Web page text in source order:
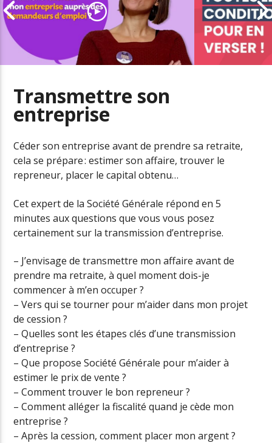
Comment valoriser mon
entreprise auprès des
Transmettre son
entreprise
Céder son entreprise avant de prendre sa retraite,
cela se prépare : estimer son affaire, trouver le
repreneur, placer le capital obtenu…
Cet expert de la Société Générale répond en 5
minutes aux questions que vous vous posez
certainement sur la transmission d’entreprise.
– J’envisage de transmettre mon affaire avant de
prendre ma retraite, à quel moment dois-je
commencer à m’en occuper ?
– Vers qui se tourner pour m’aider dans mon projet
de cession ?
– Quelles sont les étapes clés d’une transmission
d’entreprise ?
– Que propose Société Générale pour m’aider à
estimer le prix de vente ?
– Comment trouver le bon repreneur ?
– Comment alléger la fiscalité quand je cède mon
entreprise ?
– Après la cession, comment placer mon argent ?